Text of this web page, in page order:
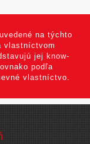
na týchto
vlastníctvom
jej know-
podľa
vlastníctvo.